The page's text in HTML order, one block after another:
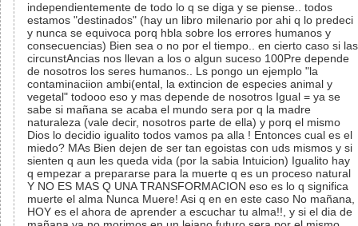
independientemente de todo lo q se diga y se piense.. todos
estamos "destinados" (hay un libro milenario por ahi q lo predeci
y nunca se equivoca porq hbla sobre los errores humanos y
consecuencias) Bien sea o no por el tiempo.. en cierto caso si las
circunstAncias nos llevan a los o algun suceso 100Pre depende
de nosotros los seres humanos.. Ls pongo un ejemplo "la
contaminaciion ambi(ental, la extincion de especies animal y
vegetal" todooo eso y mas depende de nosotros Igual = ya se
sabe si mañana se acaba el mundo sera por q la madre
naturaleza (vale decir, nosotros parte de ella) y porq el mismo
Dios lo decidio igualito todos vamos pa alla ! Entonces cual es el
miedo? MAs Bien dejen de ser tan egoistas con uds mismos y si
sienten q aun les queda vida (por la sabia Intuicion) Igualito hay
q empezar a prepararse para la muerte q es un proceso natural
Y NO ES MAS Q UNA TRANSFORMACION eso es lo q significa
muerte el alma Nunca Muere! Asi q en en este caso No mañana,
HOY es el ahora de aprender a escuchar tu alma!!, y si el dia de